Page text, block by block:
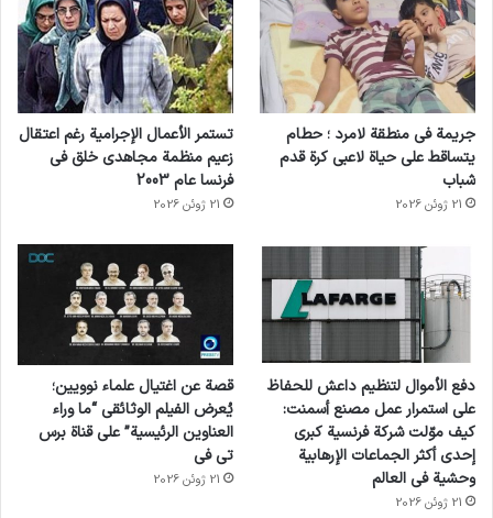
جريمة في منطقة لامرد ؛ حطام
يتساقط على حياة لاعبي كرة قدم
شباب
21 ژوئن 2026
تستمر الأعمال الإجرامية رغم اعتقال
زعيم منظمة مجاهدي خلق في
فرنسا عام 2003
21 ژوئن 2026
دفع الأموال لتنظيم داعش للحفاظ
على استمرار عمل مصنع أسمنت:
كيف موّلت شركة فرنسية كبرى
إحدى أكثر الجماعات الإرهابية
وحشية في العالم
21 ژوئن 2026
قصة عن اغتيال علماء نوويين؛
يُعرض الفيلم الوثائقي “ما وراء
العناوين الرئيسية” على قناة برس
تي في
21 ژوئن 2026